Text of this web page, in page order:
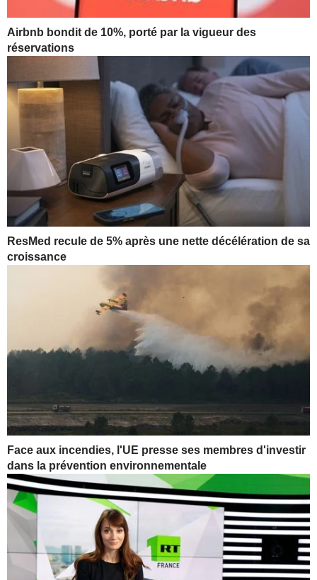
Airbnb bondit de 10%, porté par la vigueur des
réservations
ResMed recule de 5% après une nette décélération de sa
croissance
Face aux incendies, l'UE presse ses membres d'investir
dans la prévention environnementale